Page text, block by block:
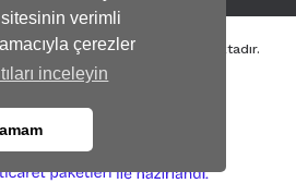
verimli
çerezler
inceleyin
SSL Sertifikası ile korunmaktadır.
Saklıdır.
e- ile